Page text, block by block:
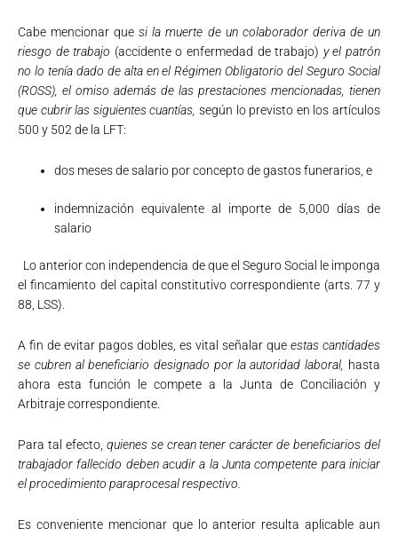
Cabe mencionar quesi la muerte de un colaborador deriva de un
riesgo de trabajo (accidente o enfermedad de trabajo) y el patrón
no lo tenía dado de alta en el Régimen Obligatorio del Seguro Social
(ROSS), el omiso además de las prestaciones mencionadas, tienen
que cubrir las siguientes cuantías, según lo previsto en los artículos
500 y 502 de la LFT:
dos meses de salario por concepto de gastos funerarios, e
indemnización equivalente al importe de 5,000 días de
salario
Lo anterior con independencia de que el Seguro Social le imponga
el fincamiento del capital constitutivo correspondiente (arts. 77 y
88, LSS).
A fin de evitar pagos dobles, es vital señalar que estas cantidades
se cubren al beneficiario designado por la autoridad laboral, hasta
ahora esta función le compete a la Junta de Conciliación y
Arbitraje correspondiente.
Para tal efecto, quienes se crean tener carácter de beneficiarios del
trabajador fallecido deben acudir a la Junta competente para iniciar
el procedimiento paraprocesal respectivo.
Es conveniente mencionar que lo anterior resulta aplicable aun